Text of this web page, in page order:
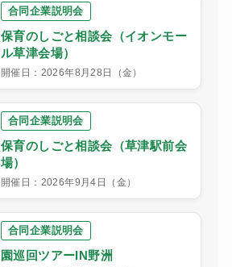
合同企業説明会
保育のしごと相談会（イオンモー
ル草津会場）
開催日：2026年8月28日（金）
合同企業説明会
保育のしごと相談会（草津駅前会
場）
開催日：2026年9月4日（金）
合同企業説明会
園巡回ツアーIN野洲